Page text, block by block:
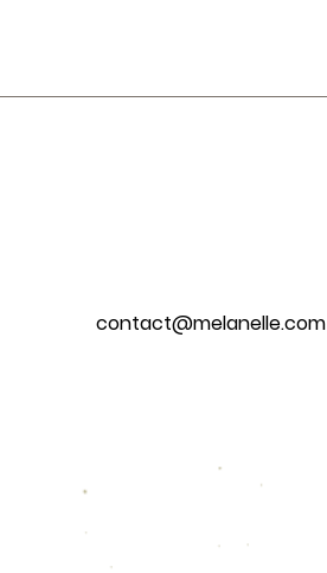
contact@melanelle.com